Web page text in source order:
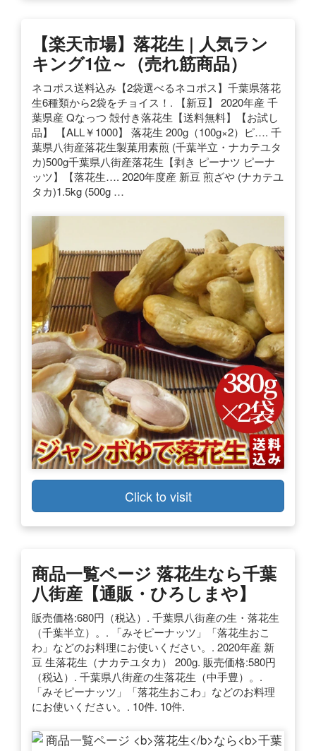
【楽天市場】落花生 | 人気ラン
キング1位～（売れ筋商品）
ネコポス送料込み【2袋選べるネコポス】千葉県落花
生6種類から2袋をチョイス！. 【新豆】 2020年産 千
葉県産 Qなっつ 殻付き落花生【送料無料】【お試し
品】 【ALL￥1000】 落花生 200g（100g×2）ピ…. 千
葉県八街産落花生製菓用素煎 (千葉半立・ナカテユタ
カ)500g千葉県八街産落花生【剥き ピーナツ ピーナ
ッツ】【落花生…. 2020年度産 新豆 煎ざや (ナカテユ
タカ)1.5kg (500g …
Click to visit
商品一覧ページ 落花生なら千葉
八街産 【通販・ひろしまや】
販売価格:680円（税込）. 千葉県八街産の生・落花生
（千葉半立）。. 「みそピーナッツ」「落花生おこ
わ」などのお料理にお使いください。. 2020年産 新
豆 生落花生（ナカテユタカ） 200g. 販売価格:580円
（税込）. 千葉県八街産の生落花生（中手豊）。.
「みそピーナッツ」「落花生おこわ」などのお料理
にお使いください。. 10件. 10件.